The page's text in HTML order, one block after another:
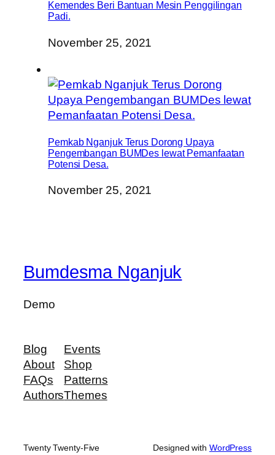
Kemendes Beri Bantuan Mesin Penggilingan
Padi.
November 25, 2021
Pemkab Nganjuk Terus Dorong Upaya
Pengembangan BUMDes lewat Pemanfaatan
Potensi Desa.
November 25, 2021
Bumdesma Nganjuk
Demo
Blog
About
FAQs
Authors
Events
Shop
Patterns
Themes
Twenty Twenty-Five Designed with WordPress